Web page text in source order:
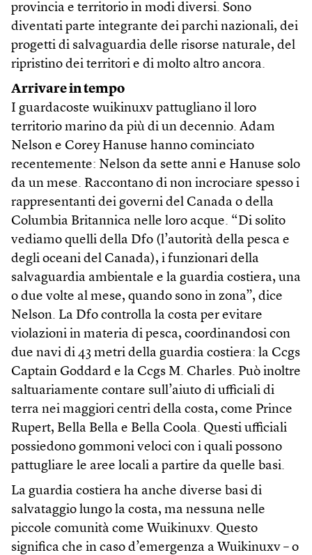
provincia e territorio in modi diversi. Sono
diventati parte integrante dei parchi nazionali, dei
progetti di salvaguardia delle risorse naturale, del
ripristino dei territori e di molto altro ancora.
Arrivare in tempo
I guardacoste wuikinuxv pattugliano il loro
territorio marino da più di un decennio. Adam
Nelson e Corey Hanuse hanno cominciato
recentemente: Nelson da sette anni e Hanuse solo
da un mese. Raccontano di non incrociare spesso i
rappresentanti dei governi del Canada o della
Columbia Britannica nelle loro acque. “Di solito
vediamo quelli della Dfo (l’autorità della pesca e
degli oceani del Canada), i funzionari della
salvaguardia ambientale e la guardia costiera, una
o due volte al mese, quando sono in zona”, dice
Nelson. La Dfo controlla la costa per evitare
violazioni in materia di pesca, coordinandosi con
due navi di 43 metri della guardia costiera: la Ccgs
Captain Goddard e la Ccgs M. Charles. Può inoltre
saltuariamente contare sull’aiuto di ufficiali di
terra nei maggiori centri della costa, come Prince
Rupert, Bella Bella e Bella Coola. Questi ufficiali
possiedono gommoni veloci con i quali possono
pattugliare le aree locali a partire da quelle basi.
La guardia costiera ha anche diverse basi di
salvataggio lungo la costa, ma nessuna nelle
piccole comunità come Wuikinuxv. Questo
significa che in caso d’emergenza a Wuikinuxv – o